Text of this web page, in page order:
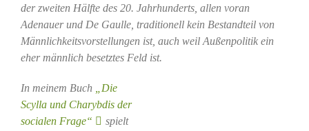
der zweiten Hälfte des 20. Jahrhunderts, allen voran
Adenauer und De Gaulle, traditionell kein Bestandteil von
Männlichkeitsvorstellungen ist, auch weil Außenpolitik ein
eher männlich besetztes Feld ist.
In meinem Buch
„Die
Scylla und Charybdis der
socialen Frage“
spielt